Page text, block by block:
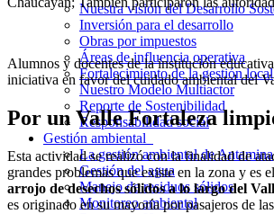
Nuestra visión del Desarrollo
Inversión para el desarrollo
Obras por impuestos
Áreas de influencia operativa
Fortalecimiento de la gestión local
Nuestro Modelo Multiactor
Reporte de Sostenibilidad
Responsabilidad social
Gestión ambiental
La gestión ambiental de Antamina
Gestión del agua
Manejo de residuos sólidos
Monitoreo ambiental
Alumnos y docentes de la institución
iniciativa en favor del cuidado ambiental del
Por un Valle Fortaleza
Esta actividad se realizó con la finalidad de
grandes problemas que existe en la zona y es el
arrojo de desechos sólidos a lo largo del
es originado en su mayoría por pasajeros de